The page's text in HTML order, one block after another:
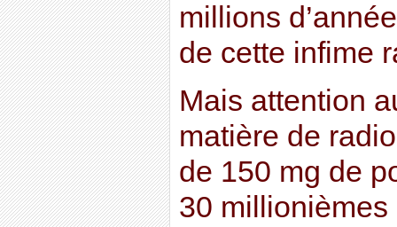
millions
de cette infime
Mais attention
matière de
de 150 mg de
30